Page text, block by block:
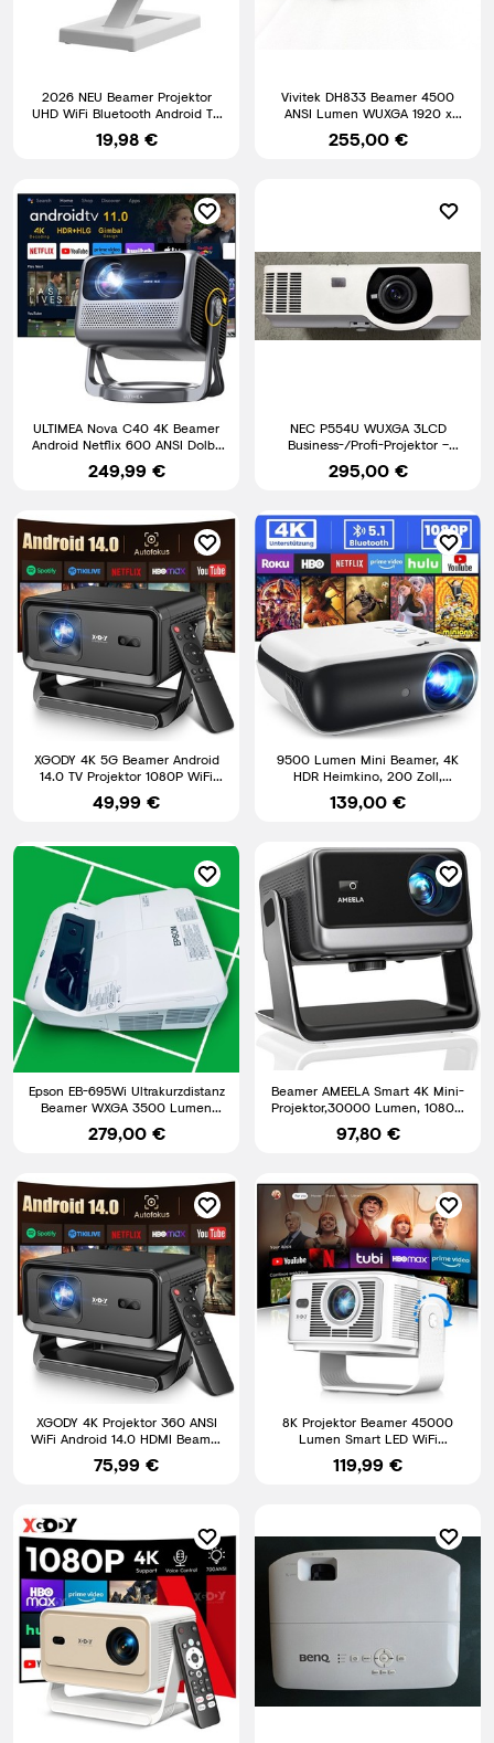
2026 NEU Beamer Projektor
UHD WiFi Bluetooth Android TV
Heimkino Mini Tragbar
19,98 €
Vivitek DH833 Beamer 4500
ANSI Lumen WUXGA 1920 x
1200
255,00 €
ULTIMEA Nova C40 4K Beamer
Android Netflix 600 ANSI Dolby
Audio mit 90° Gimbal
249,99 €
NEC P554U WUXGA 3LCD
Business-/Profi-Projektor –
5.300 ANSI Lumen
295,00 €
XGODY 4K 5G Beamer Android
14.0 TV Projektor 1080P WiFi
Heimkino Bluetooth HDMI
49,99 €
9500 Lumen Mini Beamer, 4K
HDR Heimkino, 200 Zoll,
Bluetooth, Full HD Projektor
139,00 €
Epson EB-695Wi Ultrakurzdistanz
Beamer WXGA 3500 Lumen
Interaktiv HDMI LAN
279,00 €
Beamer AMEELA Smart 4K Mini-
Projektor,30000 Lumen, 1080p,
mit Wifi und Bluetooth
97,80 €
XGODY 4K Projektor 360 ANSI
WiFi Android 14.0 HDMI Beamer
UHD Heimkino Autofokus
75,99 €
8K Projektor Beamer 45000
Lumen Smart LED WiFi
Bluetooth HDMI Android
Heimkino
119,99 €